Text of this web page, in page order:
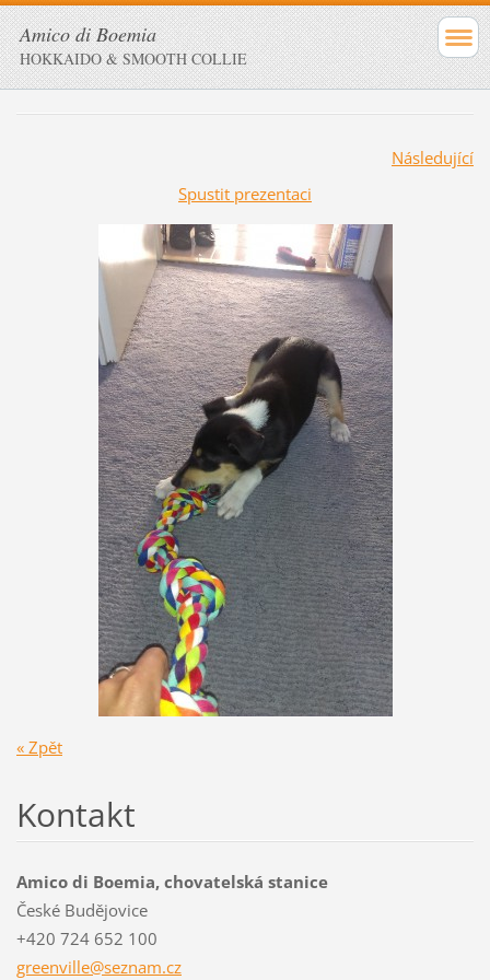
Amico di Boemia
HOKKAIDO & SMOOTH COLLIE
Následující
Spustit prezentaci
« Zpět
Kontakt
Amico di Boemia, chovatelská stanice
České Budějovice
+420 724 652 100
greenville@seznam.cz